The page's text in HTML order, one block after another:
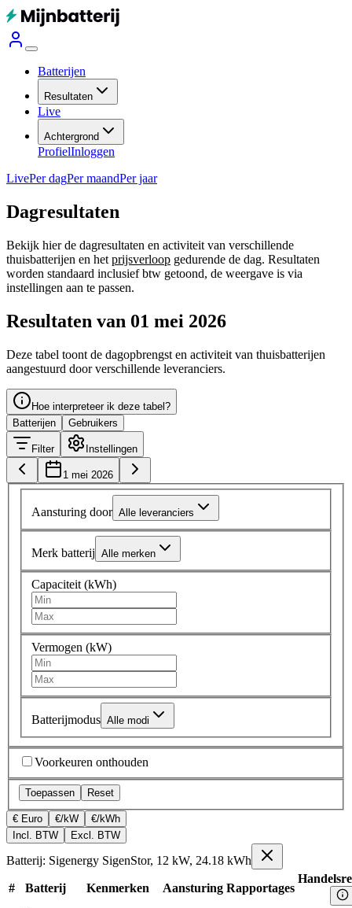
Batterijen
Resultaten
Live
Achtergrond
ProfielInloggen
LivePer dagPer maandPer jaar
Dagresultaten
Bekijk hier de dagresultaten en activiteit van verschillende
thuisbatterijen en het prijsverloop gedurende de dag. Resultaten
worden standaard inclusief btw getoond, de weergave is via
instellingen aan te passen.
Resultaten van 01 mei 2026
Deze tabel toont de dagopbrengst en activiteit van thuisbatterijen
aangestuurd door verschillende leveranciers.
Hoe interpreteer ik deze tabel?
Batterijen
Gebruikers
Filter Instellingen
1 mei 2026
Aansturing door Alle leveranciers
Merk batterij Alle merken
Capaciteit (kWh)
Vermogen (kW)
Batterijmodus Alle modi
Voorkeuren onthouden
Toepassen Reset
€ Euro €/kW
€/kWh
Incl. BTW
Excl. BTW
Batterij: Sigenergy SigenStor, 12 kW, 24.18 kWh
# Batterij Kenmerken Aansturing Rapportages